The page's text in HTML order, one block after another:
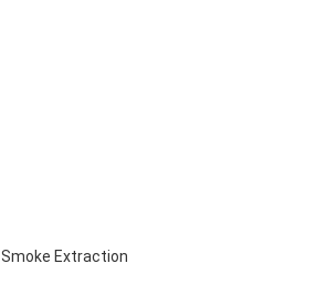
Extraction